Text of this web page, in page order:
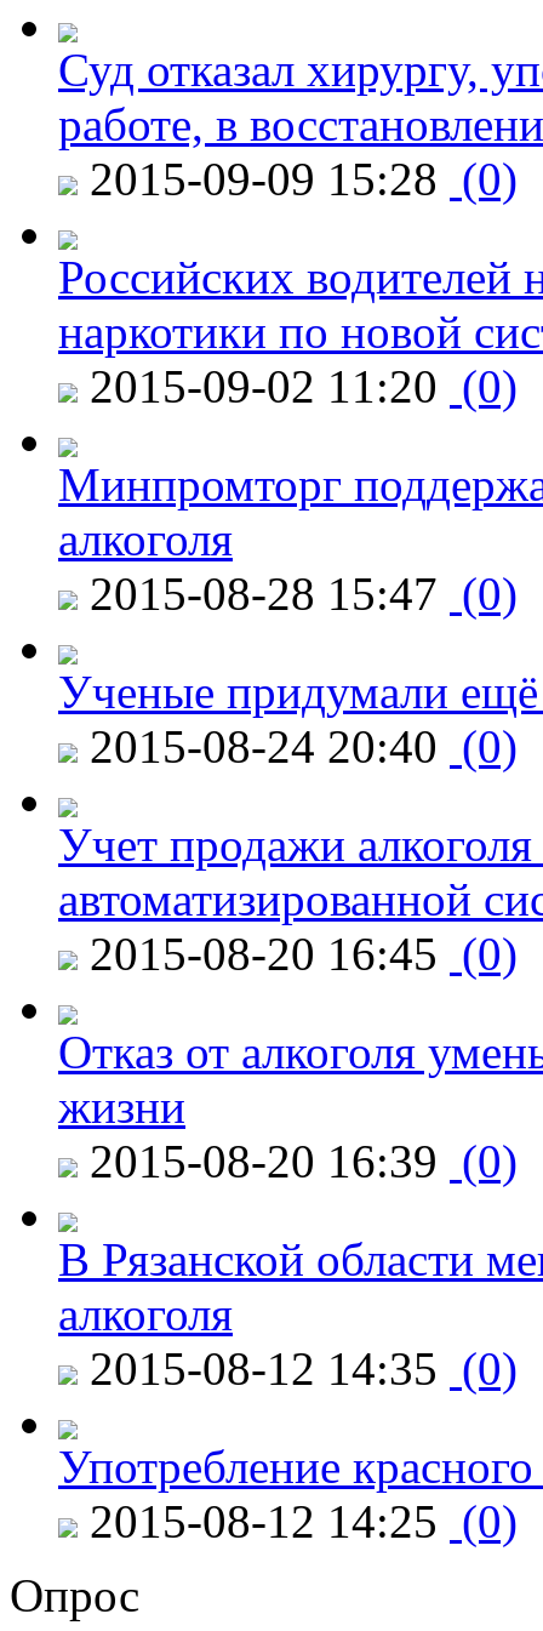
Суд отказал хирургу,
работе, в
2015-09-09 15:28 (0)
Российских водителей
наркотики по новой
2015-09-02 11:20 (0)
Минпромторг
алкоголя
2015-08-28 15:47 (0)
Ученые придумали ещё
2015-08-24 20:40 (0)
Учет продажи
автоматизированной
2015-08-20 16:45 (0)
Отказ от алкоголя
жизни
2015-08-20 16:39 (0)
В Рязанской области
алкоголя
2015-08-12 14:35 (0)
Употребление
2015-08-12 14:25 (0)
Опрос